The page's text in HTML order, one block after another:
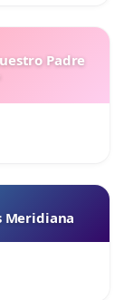
Padre
Meridiana